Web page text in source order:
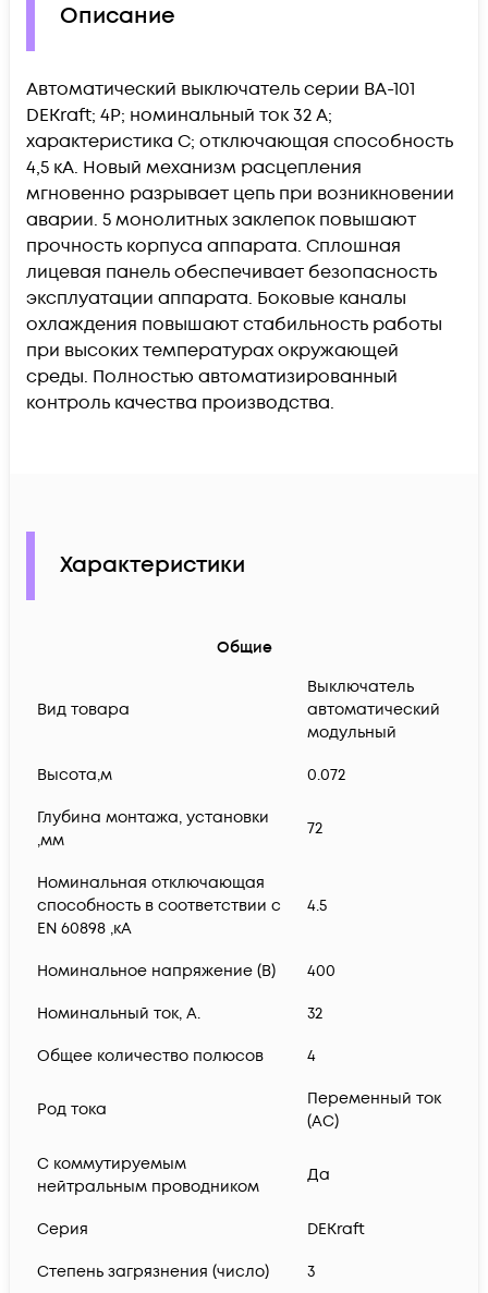
Описание
Автоматический выключатель серии ВА-101
DEKraft; 4P; номинальный ток 32 А;
характеристика С; отключающая способность
4,5 кА. Новый механизм расцепления
мгновенно разрывает цепь при возникновении
аварии. 5 монолитных заклепок повышают
прочность корпуса аппарата. Сплошная
лицевая панель обеспечивает безопасность
эксплуатации аппарата. Боковые каналы
охлаждения повышают стабильность работы
при высоких температурах окружающей
среды. Полностью автоматизированный
контроль качества производства.
Характеристики
Общие
Вид товара
Выключатель
автоматический
модульный
Высота,м 0.072
Глубина монтажа, установки
,мм
72
Номинальная отключающая
способность в соответствии с
EN 60898 ,кА
4.5
Номинальное напряжение (В) 400
Номинальный ток, А. 32
Общее количество полюсов 4
Род тока
Переменный ток
(AC)
С коммутируемым
нейтральным проводником
Да
Серия DEKraft
Степень загрязнения (число) 3